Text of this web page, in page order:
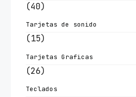
(40)
Tarjetas de sonido
(15)
Tarjetas Graficas
(26)
Teclados